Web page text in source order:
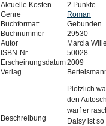
Aktuelle Kosten
2 Punkte
Genre
Roman
Buchformat:
Gebunden
Buchnummer
29530
Autor
Marcia
ISBN-Nr.
50028
Erscheinungsdatum2009
Verlag
Beschreibung
Plötzlich
den
warf er
Daisy ist